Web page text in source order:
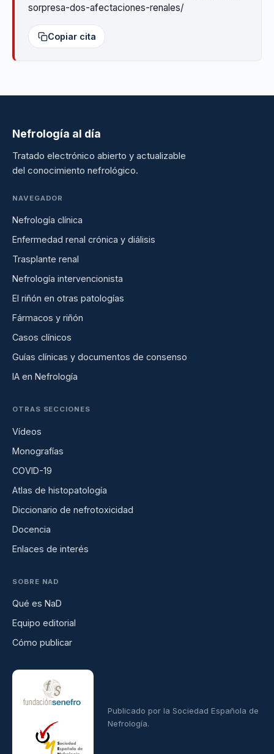
sorpresa-dos-afectaciones-renales/
Copiar cita
Nefrología al día
Tratado electrónico abierto y actualizable
del conocimiento nefrológico.
NAVEGADOR
Nefrología clínica
Enfermedad renal crónica y diálisis
Trasplante renal
Nefrología intervencionista
El riñón en otras patologías
Fármacos y riñón
Casos clínicos
Guías clínicas y documentos de consenso
IA en Nefrología
OTRAS SECCIONES
Vídeos
Monografías
COVID-19
Atlas de histopatología
Diccionario de nefrotoxicidad
Docencia
Enlaces de interés
SOBRE NAD
Qué es NaD
Equipo editorial
Cómo publicar
Publicado por la Sociedad Española de
Nefrología.